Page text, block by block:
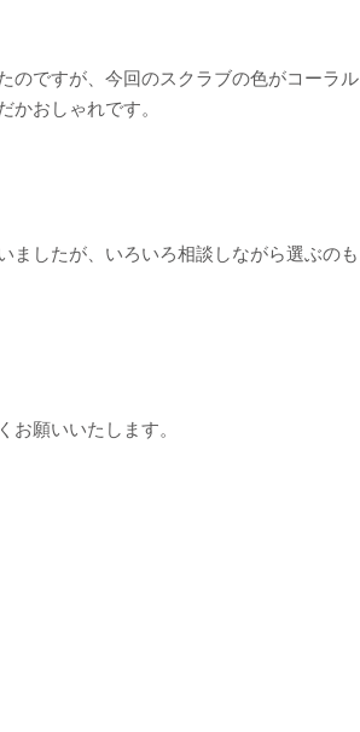
のですが、今回のスクラブの色がコーラル
おしゃれです。
ましたが、いろいろ相談しながら選ぶのも
願いいたします。